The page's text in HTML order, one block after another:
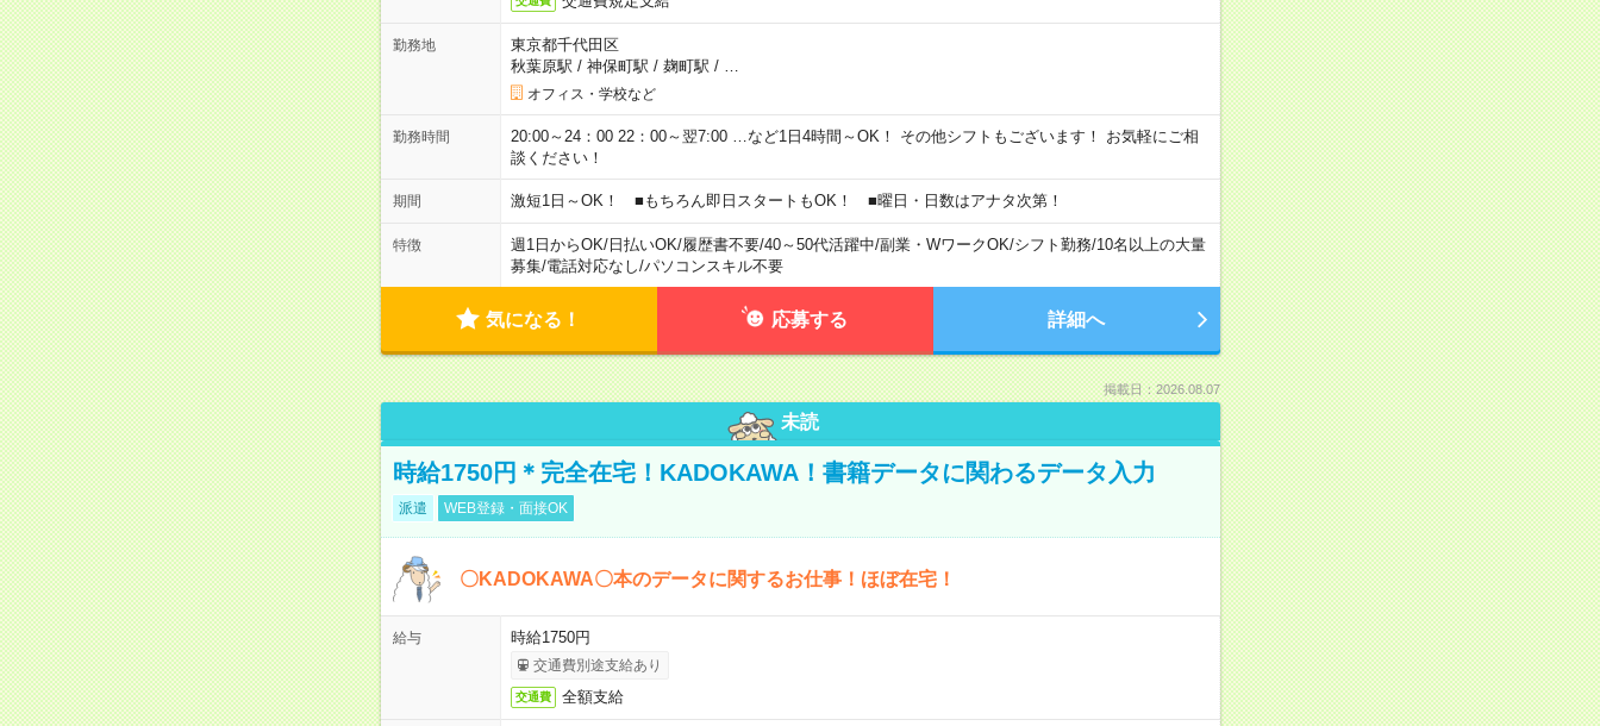
勤務地
東京都千代田区
秋葉原駅 / 神保町駅 / 麹町駅 /
オフィス・学校など
勤務時間
20:00～24：00 22：00～翌7:00 …など1日4時間～OK！ その他シフトもございます！ お気軽にご相
談ください！
期間 激短1日～OK！ ■もちろん即日スタートもOK！ ■曜日・日数はアナタ次第！
特徴 週1日からOK/日払いOK/履歴書不要/40～50代活躍中/副業・WワークOK/シフト勤務/10名以上の大量
募集/電話対応なし/パソコンスキル不要
気になる！ 応募する 詳細へ
掲載日：2026.08.07
未読
時給1750円＊完全在宅！KADOKAWA！書籍データに関わるデータ入力
派遣 WEB登録・面接OK
〇KADOKAWA〇本のデータに関するお仕事！ほぼ在宅！
給与 時給1750円
交通費別途支給あり
交通費 全額支給